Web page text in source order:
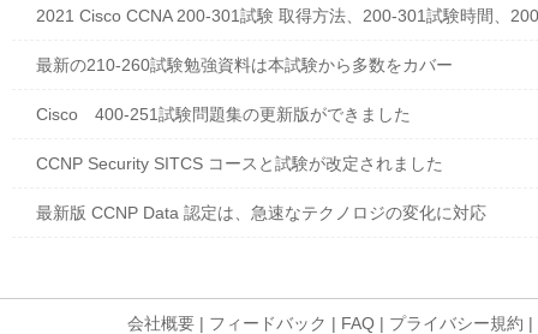
2021 Cisco CCNA 200-301試験 取得方法、200-301試験時間、
最新の210-260試験勉強資料は本試験から多数をカバー
Cisco 400-251試験問題集の更新版ができました
CCNP Security SITCS コースと試験が改定されました
最新版 CCNP Data 認定は、急速なテクノロジの変化に対応
会社概要 | フィードバック | FAQ | プライバシー規約 |